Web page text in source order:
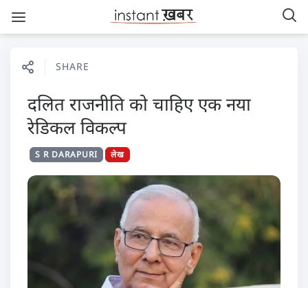
SHARE
दलित राजनीति को चाहिए एक नया
रेडिकल विकल्प
S R DARAPURI लेख